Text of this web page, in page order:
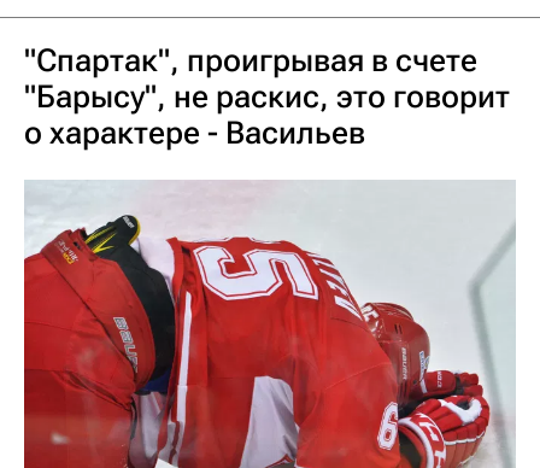
"Спартак", проигрывая в счете
"Барысу", не раскис, это говорит
о характере - Васильев